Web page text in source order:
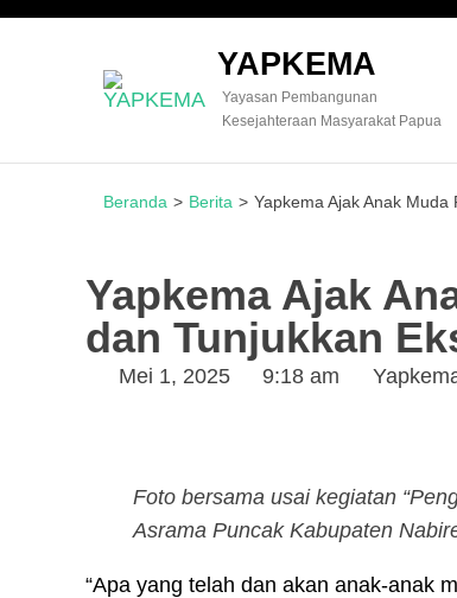
YAPKEMA
Yayasan Pembangunan
Kesejahteraan Masyarakat Papua
Beranda > Berita > Yapkema Ajak Anak
Yapkema Ajak
dan Tunjukkan
Mei 1, 2025 9:18 am
Foto bersama usai kegiatan
Asrama Puncak Kabupaten
“Apa yang telah dan akan anak-anak